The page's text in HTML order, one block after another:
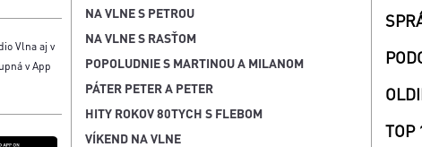
Vlna aj v
v App
NA VLNE S PETROU
NA VLNE S RASŤOM
POPOLUDNIE S MARTINOU A MILANOM
PÁTER PETER A PETER
HITY ROKOV 80TYCH S FLEBOM
VÍKEND NA VLNE
TOP